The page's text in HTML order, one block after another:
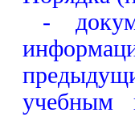
-
учебным